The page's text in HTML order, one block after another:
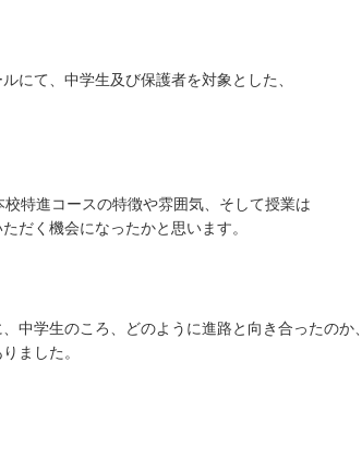
にて、中学生及び保護者を対象とした、
特進コースの特徴や雰囲気、そして授業は
だく機会になったかと思います。
中学生のころ、どのように進路と向き合ったのか、
ました。